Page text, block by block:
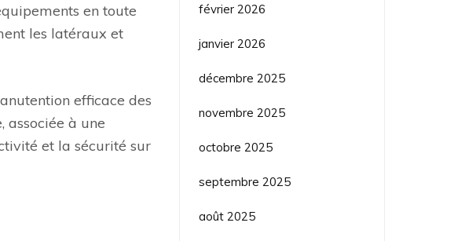
en toute
les latéraux et
efficace des
associée à une
et la sécurité sur
février 2026
janvier 2026
décembre 2025
novembre 2025
octobre 2025
septembre 2025
août 2025